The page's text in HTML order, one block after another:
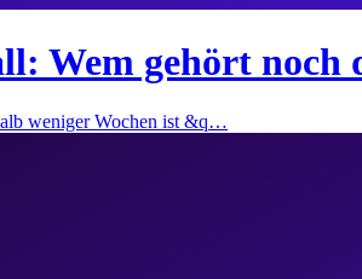
Wem gehört noch
weniger Wochen ist &q…